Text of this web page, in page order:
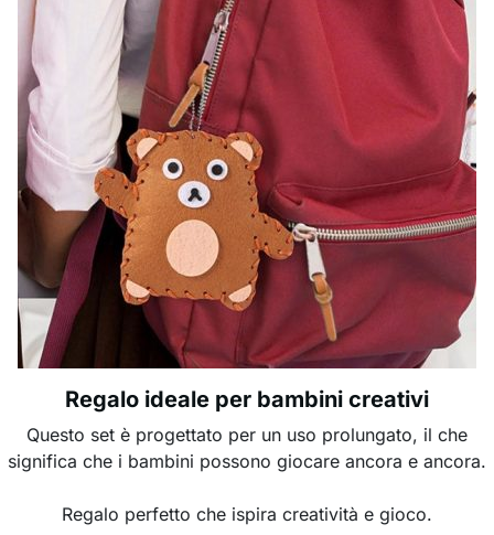
Regalo ideale per bambini creativi
Questo set è progettato per un uso prolungato, il che
significa che i bambini possono giocare ancora e ancora.
Regalo perfetto che ispira creatività e gioco.